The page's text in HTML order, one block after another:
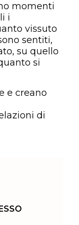
momenti
i
vissuto
sentiti,
su quello
si
e creano
di